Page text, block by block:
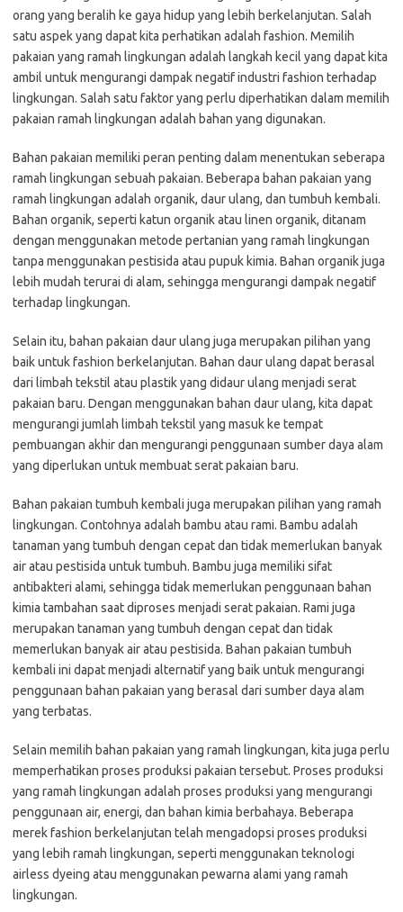
orang yang beralih ke gaya hidup yang lebih berkelanjutan. Salah
satu aspek yang dapat kita perhatikan adalah fashion. Memilih
pakaian yang ramah lingkungan adalah langkah kecil yang dapat kita
ambil untuk mengurangi dampak negatif industri fashion terhadap
lingkungan. Salah satu faktor yang perlu diperhatikan dalam memilih
pakaian ramah lingkungan adalah bahan yang digunakan.
Bahan pakaian memiliki peran penting dalam menentukan seberapa
ramah lingkungan sebuah pakaian. Beberapa bahan pakaian yang
ramah lingkungan adalah organik, daur ulang, dan tumbuh kembali.
Bahan organik, seperti katun organik atau linen organik, ditanam
dengan menggunakan metode pertanian yang ramah lingkungan
tanpa menggunakan pestisida atau pupuk kimia. Bahan organik juga
lebih mudah terurai di alam, sehingga mengurangi dampak negatif
terhadap lingkungan.
Selain itu, bahan pakaian daur ulang juga merupakan pilihan yang
baik untuk fashion berkelanjutan. Bahan daur ulang dapat berasal
dari limbah tekstil atau plastik yang didaur ulang menjadi serat
pakaian baru. Dengan menggunakan bahan daur ulang, kita dapat
mengurangi jumlah limbah tekstil yang masuk ke tempat
pembuangan akhir dan mengurangi penggunaan sumber daya alam
yang diperlukan untuk membuat serat pakaian baru.
Bahan pakaian tumbuh kembali juga merupakan pilihan yang ramah
lingkungan. Contohnya adalah bambu atau rami. Bambu adalah
tanaman yang tumbuh dengan cepat dan tidak memerlukan banyak
air atau pestisida untuk tumbuh. Bambu juga memiliki sifat
antibakteri alami, sehingga tidak memerlukan penggunaan bahan
kimia tambahan saat diproses menjadi serat pakaian. Rami juga
merupakan tanaman yang tumbuh dengan cepat dan tidak
memerlukan banyak air atau pestisida. Bahan pakaian tumbuh
kembali ini dapat menjadi alternatif yang baik untuk mengurangi
penggunaan bahan pakaian yang berasal dari sumber daya alam
yang terbatas.
Selain memilih bahan pakaian yang ramah lingkungan, kita juga perlu
memperhatikan proses produksi pakaian tersebut. Proses produksi
yang ramah lingkungan adalah proses produksi yang mengurangi
penggunaan air, energi, dan bahan kimia berbahaya. Beberapa
merek fashion berkelanjutan telah mengadopsi proses produksi
yang lebih ramah lingkungan, seperti menggunakan teknologi
airless dyeing atau menggunakan pewarna alami yang ramah
lingkungan.